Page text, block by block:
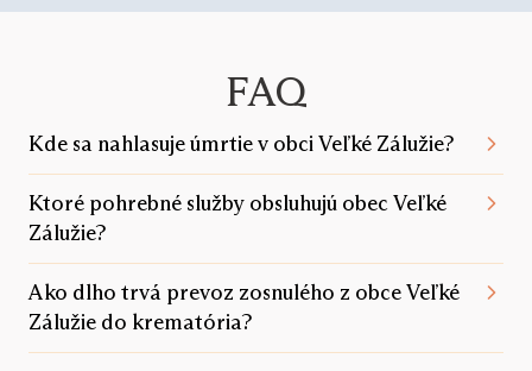
FAQ
Kde sa nahlasuje úmrtie v obci Veľké Zálužie?
Ktoré pohrebné služby obsluhujú obec Veľké
Zálužie?
Ako dlho trvá prevoz zosnulého z obce Veľké
Zálužie do krematória?